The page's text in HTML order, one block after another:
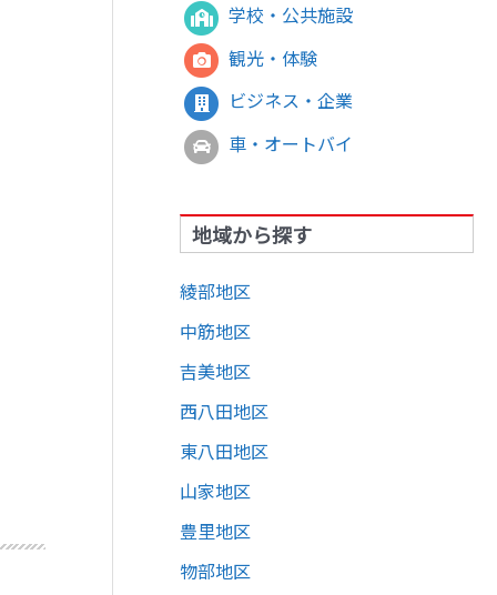
学校・公共施設
観光・体験
ビジネス・企業
車・オートバイ
地域から探す
綾部地区
中筋地区
吉美地区
西八田地区
東八田地区
山家地区
豊里地区
物部地区